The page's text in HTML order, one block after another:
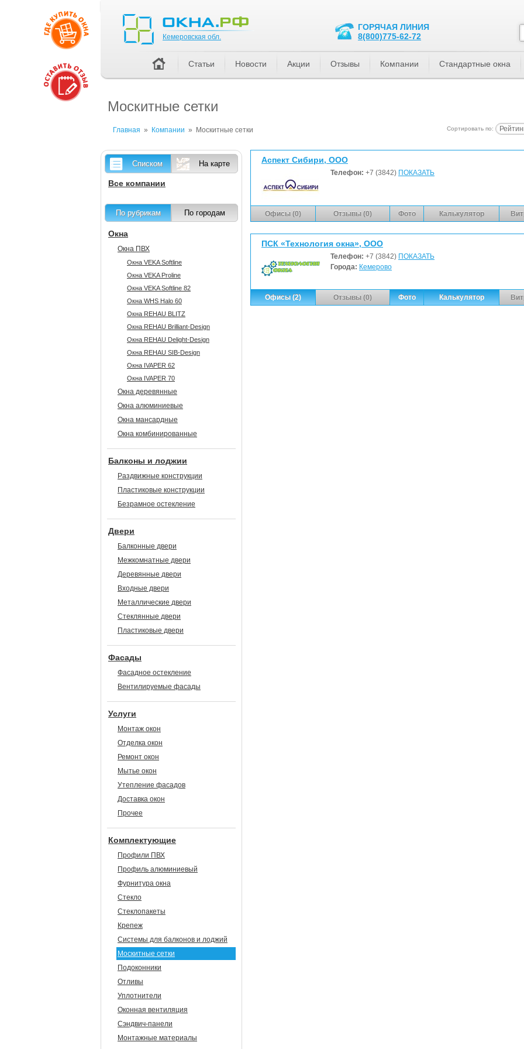
Москитные сетки
Сортировать по:
Главная » Компании » Москитные сетки
Аспект Сибири, ООО
Телефон: +7 (3842) ПОКАЗАТЬ
Офисы (0) Отзывы (0) Фото Калькулятор
ПСК «Технология окна», ООО
Телефон: +7 (3842) ПОКАЗАТЬ
Города: Кемерово
Офисы (2) Отзывы (0) Фото Калькулятор
Списком На карте
Все компании
По рубрикам По городам
Окна
Окна ПВХ
Окна VEKA Softline
Окна VEKA Proline
Окна VEKA Softline 82
Окна WHS Halo 60
Окна REHAU BLITZ
Окна REHAU Brilliant-Design
Окна REHAU Delight-Design
Окна REHAU SIB-Design
Окна IVAPER 62
Окна IVAPER 70
Окна деревянные
Окна алюминиевые
Окна мансардные
Окна комбинированные
Балконы и лоджии
Раздвижные конструкции
Пластиковые конструкции
Безрамное остекление
Двери
Балконные двери
Межкомнатные двери
Деревянные двери
Входные двери
Металлические двери
Стеклянные двери
Пластиковые двери
Фасады
Фасадное остекление
Вентилируемые фасады
Услуги
Монтаж окон
Отделка окон
Ремонт окон
Мытье окон
Утепление фасадов
Доставка окон
Прочее
Комплектующие
Профили ПВХ
Профиль алюминиевый
Фурнитура окна
Стекло
Стеклопакеты
Крепеж
Системы для балконов и лоджий
Москитные сетки
Подоконники
Отливы
Уплотнители
Оконная вентиляция
Сэндвич-панели
Монтажные материалы
Кемеровская обл.
ГОРЯЧАЯ ЛИНИЯ
8(800)775-62-72
Статьи Новости Акции Отзывы Компании Стандартные окна